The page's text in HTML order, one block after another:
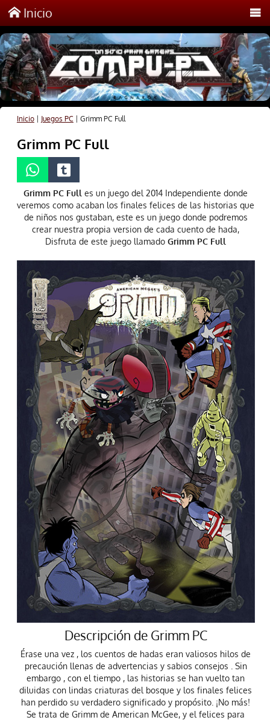
Inicio
Inicio| Juegos PC Grimm PC Full
Grimm PC Full
Grimm PC Full es un juego del 2014 Independiente donde
veremos como acaban los finales felices de las historias que
de niños nos gustaban, este es un juego donde podremos
crear nuestra propia version de cada cuento de hada,
Disfruta de este juego llamadoGrimm PC Full
Descripción de Grimm PC
Érase una vez , los cuentos de hadas eran valiosos hilos de
precaución llenas de advertencias y sabios consejos . Sin
embargo , con el tiempo , las historias se han vuelto tan
diluidas con lindas criaturas del bosque y los finales felices
han perdido su verdadero significado y propósito. ¡No más!
Se trata de Grimm de American McGee, y el felices para